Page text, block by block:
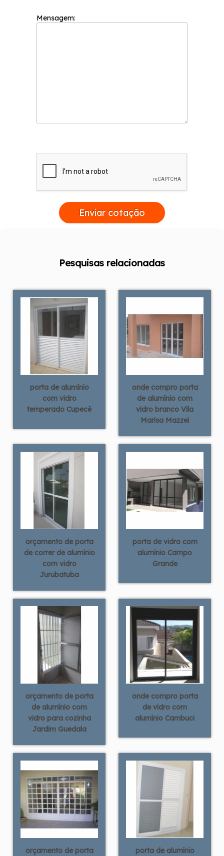
Mensagem:
Enviar cotação
Pesquisas relacionadas
porta de alumínio
com vidro
temperado Cupecê
onde compro porta
de alumínio com
vidro branco Vila
Marisa Mazzei
orçamento de porta
de correr de alumínio
com vidro
Jurubatuba
porta de vidro com
alumínio Campo
Grande
orçamento de porta
de alumínio com
vidro para cozinha
Jardim Guedala
onde compro porta
de vidro com
alumínio Cambuci
orçamento de porta
porta de alumínio